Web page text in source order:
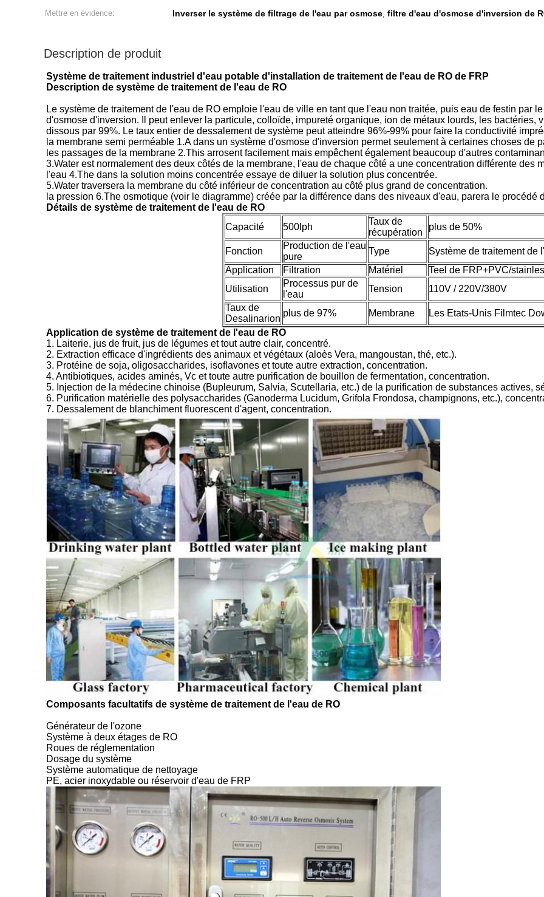
Mettre en évidence:
Inverser le système de filtrage de l'eau par osmose, filtre d'eau d'osmose d'inversion de
Description de produit
Système de traitement industriel d'eau potable d'installation de traitement de l'eau de RO de FRP
Description de système de traitement de l'eau de RO
Le système de traitement de l'eau de RO emploie l'eau de ville en tant que l'eau non traitée, puis eau de festin par
d'osmose d'inversion. Il peut enlever la particule, colloïde, impureté organique, ion de métaux lourds, les bactéries,
dissous par 99%. Le taux entier de dessalement de système peut atteindre 96%-99% pour faire la conductivité
la membrane semi perméable 1.A dans un système d'osmose d'inversion permet seulement à certaines choses de
les passages de la membrane 2.This arrosent facilement mais empêchent également beaucoup d'autres
3.Water est normalement des deux côtés de la membrane, l'eau de chaque côté a une concentration différente des
l'eau 4.The dans la solution moins concentrée essaye de diluer la solution plus concentrée.
5.Water traversera la membrane du côté inférieur de concentration au côté plus grand de concentration.
la pression 6.The osmotique (voir le diagramme) créée par la différence dans des niveaux d'eau, parera le
Détails de système de traitement de l'eau de RO
Capacité
500lph
Taux de
récupération
plus de 50%
Fonction
Production de l'eau
pure
Type
Système de traitement de
Application
Filtration Matériel
Teel de FRP+PVC/
Utilisation
Processus pur de
l'eau
Tension
110V / 220V/380V
Taux de
Desalinarion
plus de 97% Membrane
Les Etats-Unis Filmtec
Application de système de traitement de l'eau de RO
1. Laiterie, jus de fruit, jus de légumes et tout autre clair, concentré.
2. Extraction efficace d'ingrédients des animaux et végétaux (aloès Vera, mangoustan, thé, etc.).
3. Protéine de soja, oligosaccharides, isoflavones et toute autre extraction, concentration.
4. Antibiotiques, acides aminés, Vc et toute autre purification de bouillon de fermentation, concentration.
5. Injection de la médecine chinoise (Bupleurum, Salvia, Scutellaria, etc.) de la purification de substances actives,
6. Purification matérielle des polysaccharides (Ganoderma Lucidum, Grifola Frondosa, champignons, etc.),
7. Dessalement de blanchiment fluorescent d'agent, concentration.
Composants facultatifs de système de traitement de l'eau de RO
Générateur de l'ozone
Système à deux étages de RO
Roues de réglementation
Dosage du système
Système automatique de nettoyage
PE, acier inoxydable ou réservoir d'eau de FRP